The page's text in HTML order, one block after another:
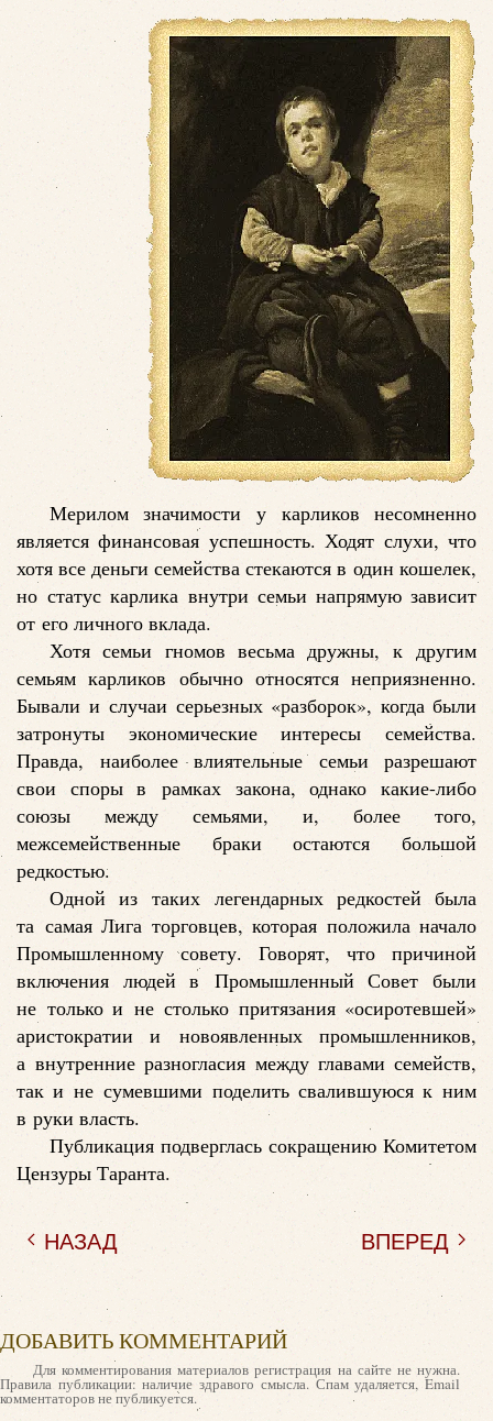
Мерилом значимости у карликов несомненно
является финансовая успешность. Ходят слухи, что
хотя все деньги семейства стекаются в один кошелек,
но статус карлика внутри семьи напрямую зависит
от его личного вклада.
Хотя семьи гномов весьма дружны, к другим
семьям карликов обычно относятся неприязненно.
Бывали и случаи серьезных «разборок», когда были
затронуты экономические интересы семейства.
Правда, наиболее влиятельные семьи разрешают
свои споры в рамках закона, однако какие-либо
союзы между семьями, и, более того,
межсемейственные браки остаются большой
редкостью.
Одной из таких легендарных редкостей была
та самая Лига торговцев, которая положила начало
Промышленному совету. Говорят, что причиной
включения людей в Промышленный Совет были
не только и не столько притязания «осиротевшей»
аристократии и новоявленных промышленников,
а внутренние разногласия между главами семейств,
так и не сумевшими поделить свалившуюся к ним
в руки власть.
Публикация подверглась сокращению Комитетом
Цензуры Таранта.
НАЗАД ВПЕРЕД
ДОБАВИТЬ КОММЕНТАРИЙ
Для комментирования материалов регистрация на сайте не нужна.
Правила публикации: наличие здравого смысла. Спам удаляется, Email
комментаторов не публикуется.